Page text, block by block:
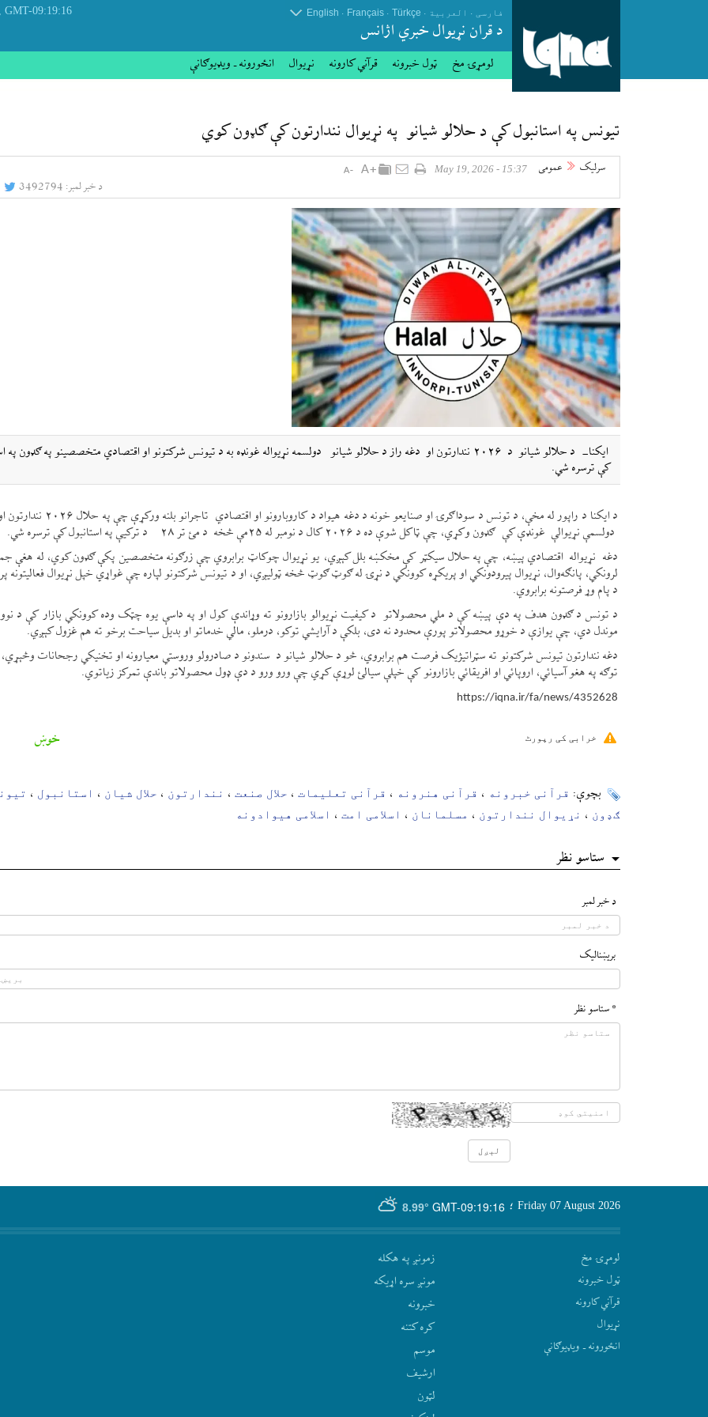
GMT-09:19:16
, Friday 07 August 2026 فارسی . العربیة .
Türkçe
.
Français
.
English
د قران نړيوال خبري اژانس
لومړۍ مخ ټول خبرونه قرآني کارونه نړيوال انځورونه ـ ویډیوګانې
تیونس په استانبول کې د حلالو شیانو په نړیوال نندارتون کې ګډون کوي
سرلیک عمومی 15:37 - May 19, 2026
د خبر لمبر: 3492794
ایکنا- د حلالو شیانو د ۲۰۲۶ نندارتون او دغه راز د حلالو شیانو دولسمه نړیواله غونډه به د تیونس شرکتونو او اقتصادي متخصصینو په ګډون په
کې ترسره شي.
د ایکنا د راپور له مخې، د تونس د سوداګرۍ او صنایعو خونه د دغه هیواد د
دولسمې نړیوالې غونډې کې ګډون وکړي، چې ټاکل شوې ده د ۲۰۲۶ کال د نومبر له ۲۵مې څخه د مئ تر ۲۸ د ترکیې په استانبول کې ترسره شي.
دغه نړیواله اقتصادي پیښه، چې په حلال سیکټر کې مخکښه بلل کېږي، یو نړیوال چوکاټ برابروي چې زرګونه متخصصین پکې ګډون کوي، له هغې
لرونکي، پانګه‌وال، نړیوال پیرودونکي او پریکړه کوونکي د نړۍ له ګوټ ګوټ څخه ټوليږي، او د تیونس شرکتونو لپاره چې غواړي خپل نړیوال فعالیتونه
د پام وړ فرصتونه برابروي.
د تونس د ګډون هدف په دې پیښه کې د ملي محصولاتو د کیفیت نړیوالو بازارونو ته وړاندې کول او په داسې یوه چټک وده کوونکي بازار کې د
موندل دي، چې یوازې د خوړو محصولاتو پورې محدود نه دی، بلکې د آرایشي توکو، درملو، مالي خدماتو او بدیل سیاحت برخو ته هم غزول کېږي.
دغه نندارتون تیونس شرکتونو ته سټراتیژیک فرصت هم برابروي، څو د حلالو شیانو د سندونو د صادرولو وروستي معیارونه او تخنیکي رجحانات
توګه په هغو آسیائي، اروپائي او افریقائي بازارونو کې خپلې سیالئ لوړې کړي چې ورو ورو د دې ډول محصولاتو باندې تمرکز زیاتوي.
https://iqna.ir/fa/news/4352628
خوښ خرابی کی رپورٹ
بچوې: قرآنی خبرونه ، قرآنی هنرونه ، قرآنی تعلیمات ، حلال صنعت ، نندارتون ، حلال شیان ، استانبول ،
ګډون ، نړیوال نندارتون ، مسلمانان ، اسلامی امت ، اسلامی هیوادونه
ستاسو نظر
د خبر لمبر
بريښناليک
* ستاسو نظر
GMT-09:19:16
8.99° Friday 07 August 2026 ؛
لومړۍ مخ
ټول خبرونه
قرآني کارونه
نړيوال
انځورونه ـ ویډیوګانې
زمونږ په هکله
مونږ سره اړيکه
‫خبرونه
کره کتنه
موسم
ارشيف
لټون